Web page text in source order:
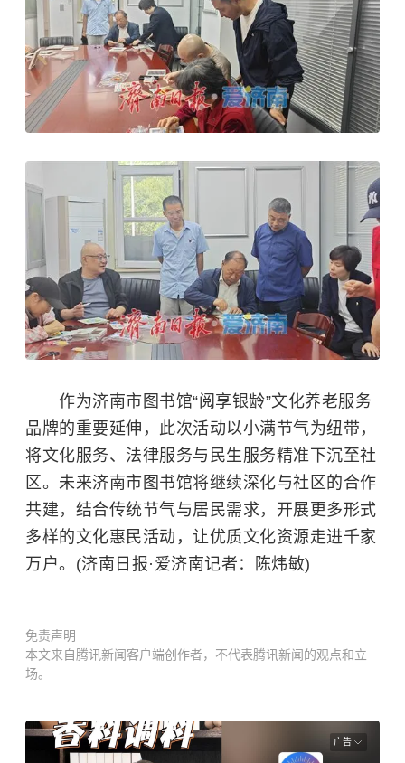
作为济南市图书馆“阅享银龄”文化养老服务
品牌的重要延伸，此次活动以小满节气为纽带，
将文化服务、法律服务与民生服务精准下沉至社
区。未来济南市图书馆将继续深化与社区的合作
共建，结合传统节气与居民需求，开展更多形式
多样的文化惠民活动，让优质文化资源走进千家
万户。(济南日报·爱济南记者：陈炜敏)
免责声明
本文来自腾讯新闻客户端创作者，不代表腾讯新闻的观点和立
场。
广告